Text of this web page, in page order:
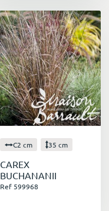
C2 cm 35 cm
CAREX
BUCHANANII
Ref 599968